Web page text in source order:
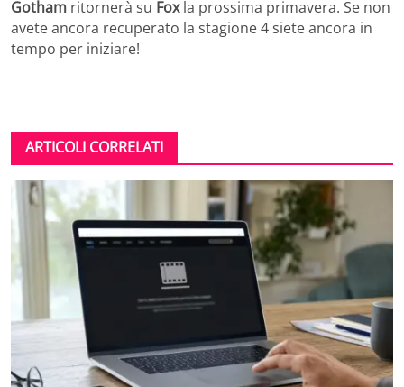
Gotham ritornerà su Foxla prossima primavera. Se non
avete ancora recuperato la stagione 4 siete ancora in
tempo per iniziare!
ARTICOLI CORRELATI